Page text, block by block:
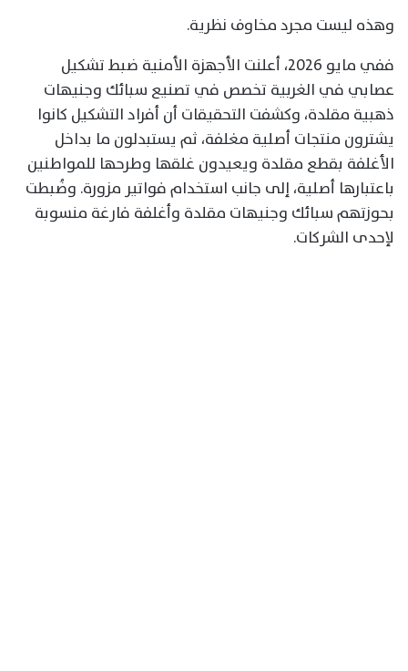
وهذه ليست مجرد مخاوف نظرية.
ففي مايو 2026، أعلنت الأجهزة الأمنية ضبط تشكيل
عصابي في الغربية تخصص في تصنيع سبائك وجنيهات
ذهبية مقلدة، وكشفت التحقيقات أن أفراد التشكيل كانوا
يشترون منتجات أصلية مغلفة، ثم يستبدلون ما بداخل
الأغلفة بقطع مقلدة ويعيدون غلقها وطرحها للمواطنين
باعتبارها أصلية، إلى جانب استخدام فواتير مزورة. وضُبطت
بحوزتهم سبائك وجنيهات مقلدة وأغلفة فارغة منسوبة
لإحدى الشركات.